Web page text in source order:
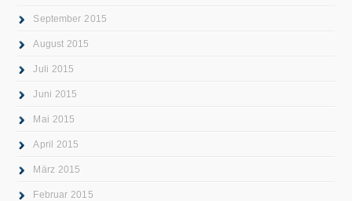
September 2015
August 2015
Juli 2015
Juni 2015
Mai 2015
April 2015
März 2015
Februar 2015